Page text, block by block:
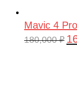
Mavic 4
180,000₽